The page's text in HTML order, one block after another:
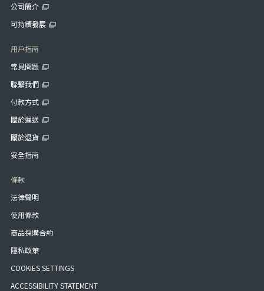
公司簡介
可持續發展
用戶指南
常見問題
聯繫我們
付款方式
關於運送
關於退貨
安全指南
條款
法律聲明
使用條款
商品採購合約
隱私政策
COOKIES SETTINGS
ACCESSIBILITY STATEMENT